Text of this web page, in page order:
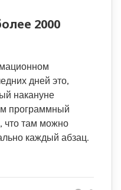
2000
дней это,
накануне
программный
что там можно
каждый абзац.